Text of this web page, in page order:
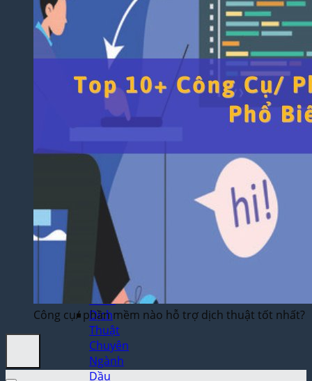
Dịch Thuật
Chuyên
Ngành
Dịch
Thuật
Trò
Chơi
Điện
Tử
Thuật
Toán
Học
Dịch
Thuật
Dựng,
Dự
Thầu
Dịch
Thuật
Chuyên
Ngành
Dầu
Công cụ/ phần mềm nào hỗ trợ dịch thuật tốt nhất?